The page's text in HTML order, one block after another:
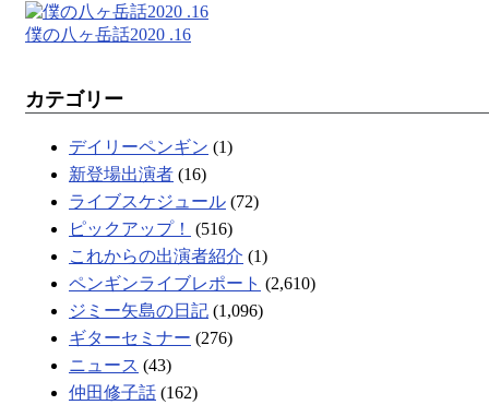
僕の八ヶ岳話2020 .16
カテゴリー
デイリーペンギン (1)
新登場出演者 (16)
ライブスケジュール (72)
ピックアップ！
(516)
これからの出演者紹介 (1)
ペンギンライブレポート (2,610)
ジミー矢島の日記 (1,096)
ギターセミナー (276)
ニュース (43)
仲田修子話 (162)